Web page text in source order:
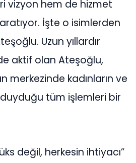
vizyon hem de hizmet
İşte o isimlerden
Uzun yıllardır
aktif olan Ateşoğlu,
merkezinde kadınların ve
tüm işlemleri bir
değil, herkesin ihtiyacı”